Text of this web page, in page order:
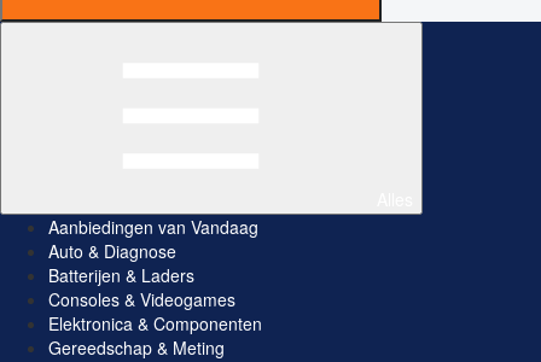
Aanbiedingen van Vandaag
Auto & Diagnose
Batterijen & Laders
Consoles & Videogames
Elektronica & Componenten
Gereedschap & Meting